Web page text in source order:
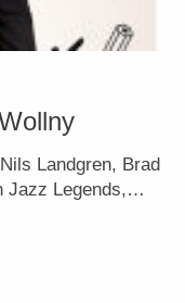
Landgren, Brad
Jazz Legends,…